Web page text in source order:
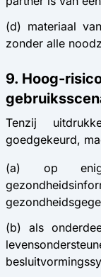
(d) materiaal
zonder alle
9. Hoog-
Tenzij
goedgekeurd,
(a) op
(b) als